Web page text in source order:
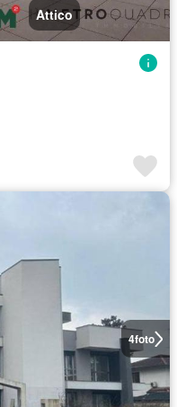
Attico
4foto